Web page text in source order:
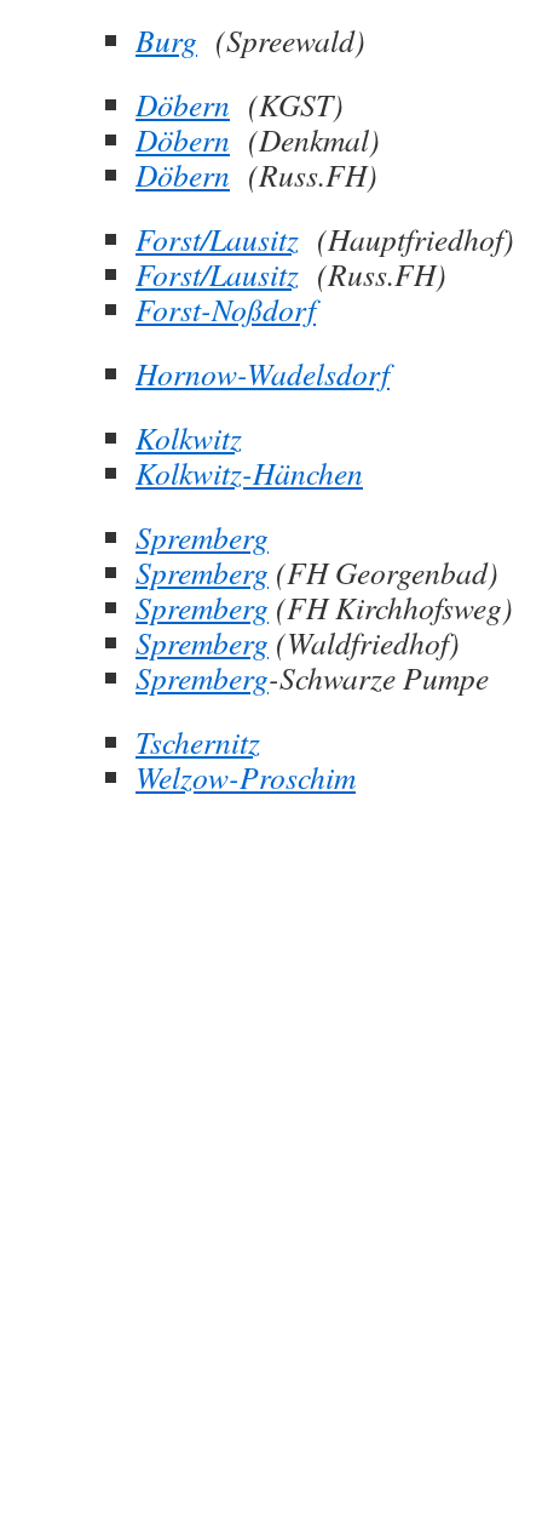
Burg (Spreewald)
Döbern (KGST)
Döbern (Denkmal)
Döbern (Russ.FH)
Forst/Lausitz (Hauptfriedhof)
Forst/Lausitz (Russ.FH)
Forst-Noßdorf
Hornow-Wadelsdorf
Kolkwitz
Kolkwitz-Hänchen
Spremberg
Spremberg (FH Georgenbad)
Spremberg (FH Kirchhofsweg)
Spremberg (Waldfriedhof)
Spremberg-Schwarze Pumpe
Tschernitz
Welzow-Proschim